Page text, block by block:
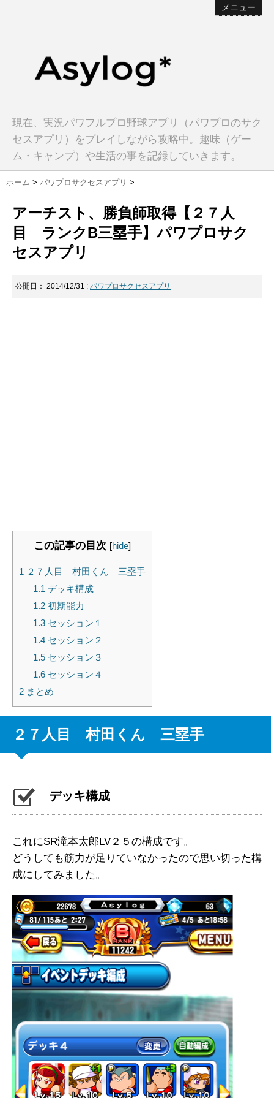
メニュー
現在、実況パワフルプロ野球アプリ（パワプロのサク
セスアプリ）をプレイしながら攻略中。趣味（ゲー
ム・キャンプ）や生活の事を記録していきます。
ホーム > パワプロサクセスアプリ >
アーチスト、勝負師取得【２７人
目 ランクB三塁手】パワプロサク
セスアプリ
公開日： 2014/12/31 : パワプロサクセスアプリ
この記事の目次 [hide]
1 ２７人目 村田くん 三塁手
1.1 デッキ構成
1.2初期能力
1.3セッション１
1.4セッション２
1.5セッション３
1.6セッション４
2 まとめ
２７人目 村田くん 三塁手
デッキ構成
これにSR滝本太郎LV２５の構成です。
どうしても筋力が足りていなかったので思い切った構
成にしてみました。